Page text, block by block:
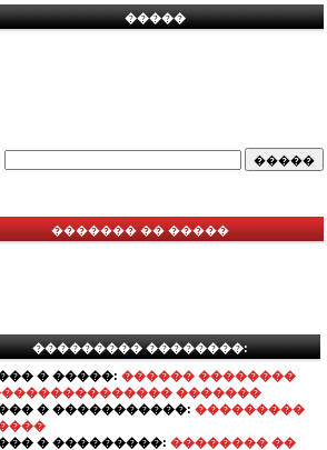
�����
������� �� �����
��������� ��������:
� �����: ������ ��������
�������
� �����������: ���������
� ���������: �������� ��